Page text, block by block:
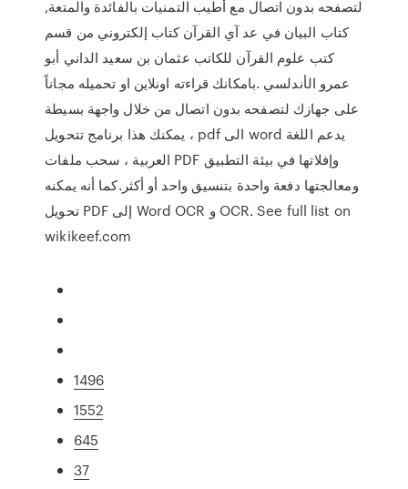
لتصفحه بدون اتصال مع أطيب التمنيات بالفائدة والمتعة,
كتاب البيان في عد آي القرآن كتاب إلكتروني من قسم
كتب علوم القرآن للكاتب عثمان بن سعيد الداني أبو
عمرو الأندلسي .بامكانك قراءته اونلاين او تحميله مجاناً
على جهازك لتصفحه بدون اتصال من خلال واجهة بسيطة
، يمكنك هذا برنامج تتحويل pdf الى word يدعم اللغة
العربية ، سحب ملفات PDF وإفلاتها في بيئة التطبيق
ومعالجتها دفعة واحدة بتنسيق واحد أو أكثر.كما أنه يمكنه
تحويل PDF إلى Word OCR و OCR. See full list on
wikikeef.com
1496
1552
645
37